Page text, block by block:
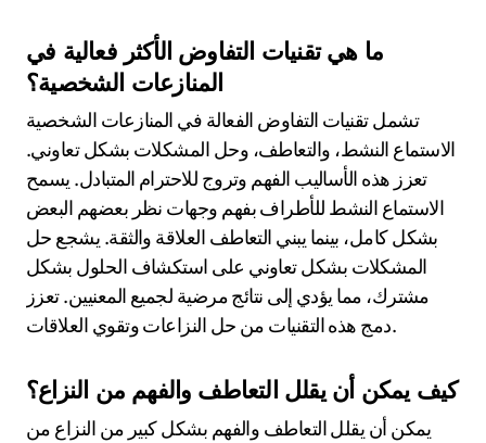
ما هي تقنيات التفاوض الأكثر فعالية في
المنازعات الشخصية؟
تشمل تقنيات التفاوض الفعالة في المنازعات الشخصية
الاستماع النشط، والتعاطف، وحل المشكلات بشكل تعاوني.
تعزز هذه الأساليب الفهم وتروج للاحترام المتبادل. يسمح
الاستماع النشط للأطراف بفهم وجهات نظر بعضهم البعض
بشكل كامل، بينما يبني التعاطف العلاقة والثقة. يشجع حل
المشكلات بشكل تعاوني على استكشاف الحلول بشكل
مشترك، مما يؤدي إلى نتائج مرضية لجميع المعنيين. تعزز
دمج هذه التقنيات من حل النزاعات وتقوي العلاقات.
كيف يمكن أن يقلل التعاطف والفهم من النزاع؟
يمكن أن يقلل التعاطف والفهم بشكل كبير من النزاع من